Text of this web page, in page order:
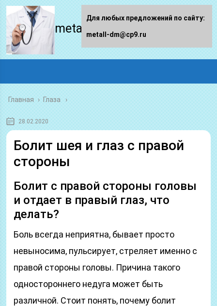
metall-dm.ru
Главная › Глаза
28.02.2020
Болит шея и глаз с правой
стороны
Болит с правой стороны головы
и отдает в правый глаз, что
делать?
Боль всегда неприятна, бывает просто
невыносима, пульсирует, стреляет именно с
правой стороны головы. Причина такого
одностороннего недуга может быть
различной. Стоит понять, почему болит
Для любых предложений по сайту:
metall-dm@cp9.ru